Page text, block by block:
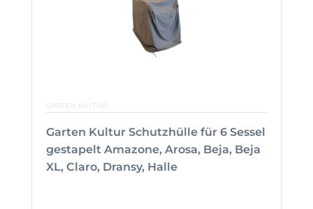
GARTEN KULTUR
Garten Kultur Schutzhülle für 6 Sessel
gestapelt Amazone, Arosa, Beja, Beja
XL, Claro, Dransy, Halle